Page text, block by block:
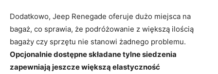
Dodatkowo,​ Jeep Renegade oferuje dużo miejsca na
bagaż, co sprawia, że podróżowanie z ⁢większą ilością⁤
bagaży czy sprzętu nie stanowi żadnego ⁢problemu.
Opcjonalnie dostępne składane​ tylne siedzenia
zapewniają jeszcze większą ​elastyczność